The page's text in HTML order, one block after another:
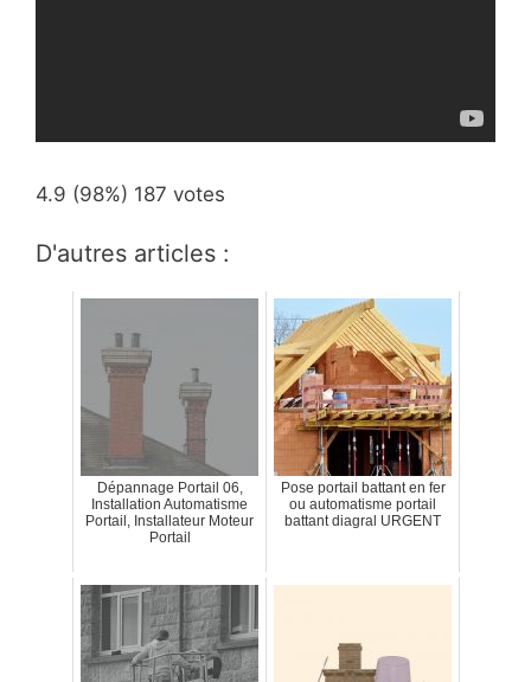
4.9 (98%) 187 votes
D'autres articles :
Dépannage Portail 06,
Installation Automatisme
Portail, Installateur Moteur
Portail
Pose portail battant en fer
ou automatisme portail
battant diagral URGENT